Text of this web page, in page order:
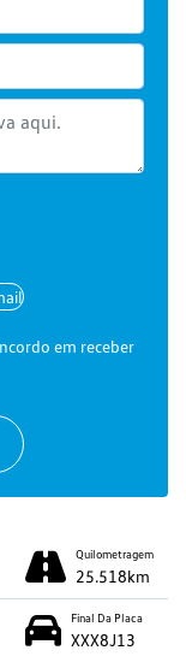
em receber
Quilometragem
25.518km
Final Da Placa
XXX8J13